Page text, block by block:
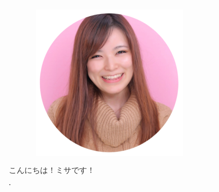
こんにちは！ミサです！
.